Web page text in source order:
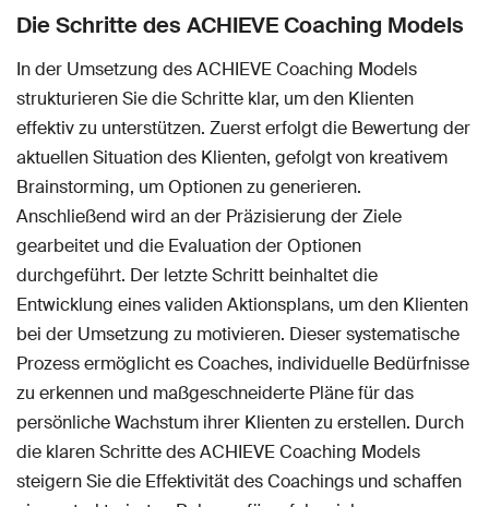
Die Schritte des ACHIEVE Coaching Models
In der Umsetzung des ACHIEVE Coaching Models
strukturieren Sie die Schritte klar, um den Klienten
effektiv zu unterstützen. Zuerst erfolgt die Bewertung der
aktuellen Situation des Klienten, gefolgt von kreativem
Brainstorming, um Optionen zu generieren.
Anschließend wird an der Präzisierung der Ziele
gearbeitet und die Evaluation der Optionen
durchgeführt. Der letzte Schritt beinhaltet die
Entwicklung eines validen Aktionsplans, um den Klienten
bei der Umsetzung zu motivieren. Dieser systematische
Prozess ermöglicht es Coaches, individuelle Bedürfnisse
zu erkennen und maßgeschneiderte Pläne für das
persönliche Wachstum ihrer Klienten zu erstellen. Durch
die klaren Schritte des ACHIEVE Coaching Models
steigern Sie die Effektivität des Coachings und schaffen